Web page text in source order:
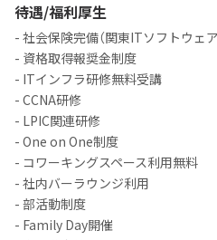
待遇/福利厚生
- 社会保険完備（関東ITソフトウェ
- 資格取得報奨金制度
- ITインフラ研修無料受講
- CCNA研修
- LPIC関連研修
- One on One制度
- コワーキングスペース利用無料
- 社内バーラウンジ利用
- 部活動制度
- Family Day開催